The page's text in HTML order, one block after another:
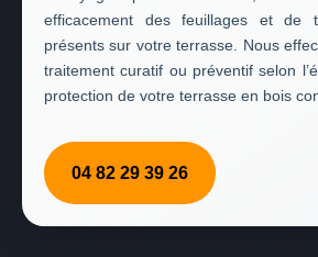
efficacement des feuillages et de
présents sur votre terrasse. Nous
traitement curatif ou préventif selon
protection de votre terrasse en bois
04 82 29 39 26